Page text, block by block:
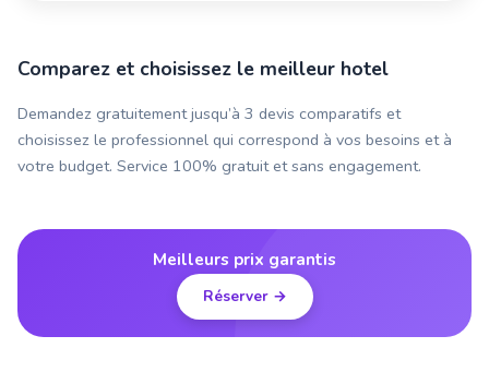
Comparez et choisissez le meilleur hotel
Demandez gratuitement jusqu’à 3 devis comparatifs et
choisissez le professionnel qui correspond à vos besoins et à
votre budget. Service 100% gratuit et sans engagement.
Meilleurs prix garantis
Réserver →